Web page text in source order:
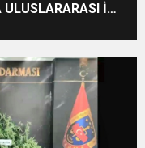
ULUSLARARASI İŞ